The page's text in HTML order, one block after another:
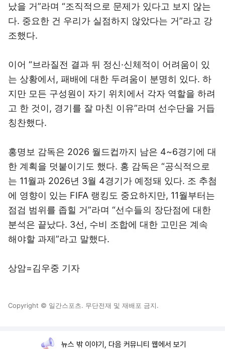
났을 거”라며 “조직적으로 문제가 있다고 보지 않는
다. 중요한 건 우리가 실점하지 않았다는 거”라고 강
조했다.
이어 “브라질전 결과 뒤 정신·신체적이 어려움이 있
는 상황에서, 패배에 대한 두려움이 분명히 있다. 하
지만 모든 구성원이 자기 위치에서 각자 역할을 하려
고 한 것이, 경기를 잘 마친 이유”라며 선수단을 거듭
칭찬했다.
홍명보 감독은 2026 월드컵까지 남은 4~6경기에 대
한 계획을 덧붙이기도 했다. 홍 감독은 “공식적으로
는 11월과 2026년 3월 4경기가 예정돼 있다. 조 추첨
에 영향이 있는 FIFA 랭킹도 중요하지만, 11월부터는
점검 범위를 좁힐 거”라며 “선수들의 장단점에 대한
분석은 끝났다. 3선, 수비 조합에 대한 고민은 계속
해야할 과제”라고 말했다.
상암=김우중 기자
Copyright © 일간스포츠. 무단전재 및 재배포 금지.
뉴스 밖 이야기, 다음 커뮤니티 웹에서 보기